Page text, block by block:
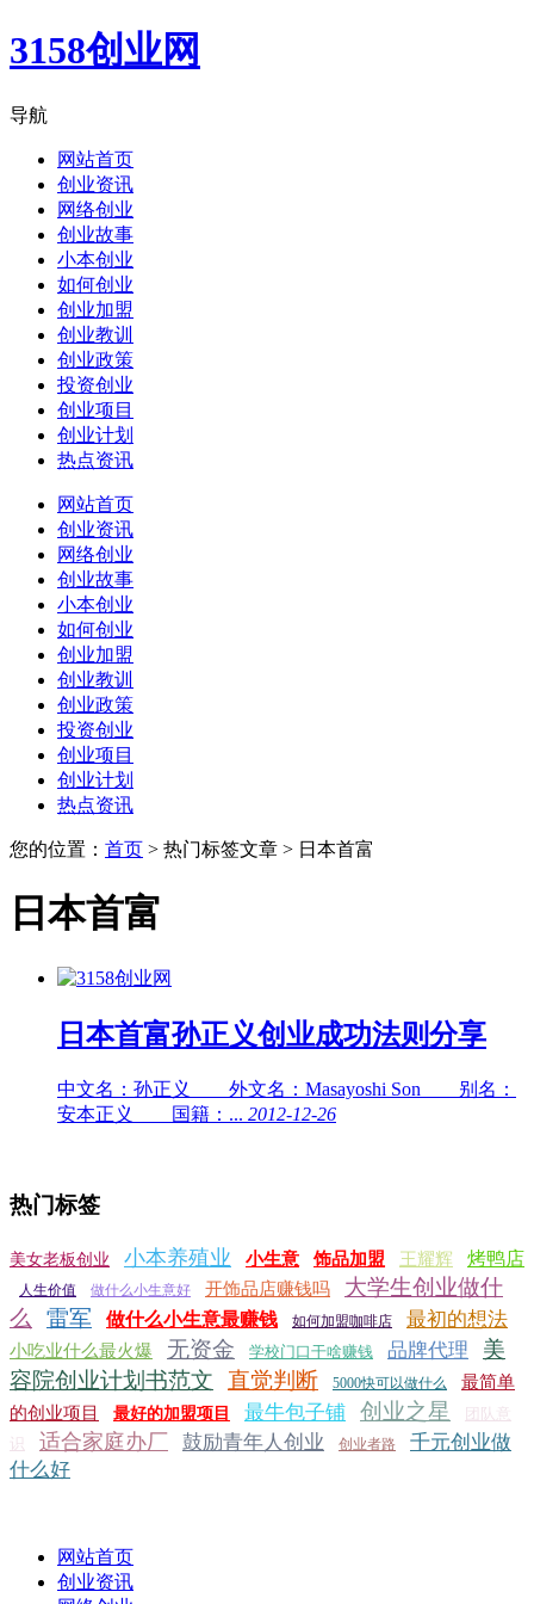
3158创业网
导航
网站首页
创业资讯
网络创业
创业故事
小本创业
如何创业
创业加盟
创业教训
创业政策
投资创业
创业项目
创业计划
热点资讯
网站首页
创业资讯
网络创业
创业故事
小本创业
如何创业
创业加盟
创业教训
创业政策
投资创业
创业项目
创业计划
热点资讯
您的位置： 首页 > 热门标签文章 > 日本首富
日本首富
日本首富孙正义创业成功法则分享
中文名：孙正义 外文名：Masayoshi Son 别名：
安本正义 国籍：... 2012-12-26
热门标签
美女老板创业 小本养殖业 小生意 饰品加盟 王耀辉 烤鸭店
人生价值 做什么小生意好 开饰品店赚钱吗
大学生创业做什
么
雷军 做什么小生意最赚钱 如何加盟咖啡店 最初的想法
小吃业什么最火爆 无资金 学校门口干啥赚钱 品牌代理
美
容院创业计划书范文
直觉判断 5000快可以做什么
最简单
的创业项目
最好的加盟项目 最牛包子铺 创业之星
团队意
识
适合家庭办厂 鼓励青年人创业 创业者路
千元创业做
什么好
网站首页
创业资讯